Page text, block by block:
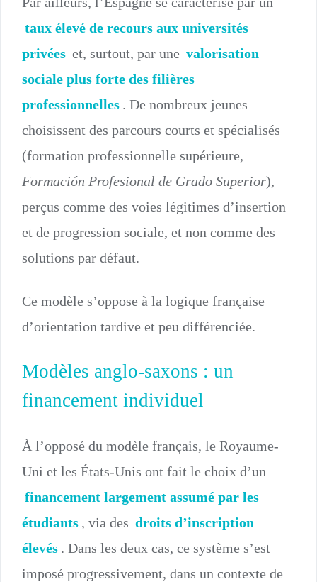
taux élevé de recours aux universités
privées et, surtout, par une valorisation
sociale plus forte des filières
professionnelles . De nombreux jeunes
choisissent des parcours courts et spécialisés
(formation professionnelle supérieure,
Formación Profesional de Grado Superior),
perçus comme des voies légitimes d’insertion
et de progression sociale, et non comme des
solutions par défaut.
Ce modèle s’oppose à la logique française
d’orientation tardive et peu différenciée.
Modèles anglo-saxons : un
financement individuel
À l’opposé du modèle français, le Royaume-
Uni et les États-Unis ont fait le choix d’un
financement largement assumé par les
étudiants , via des droits d’inscription
élevés . Dans les deux cas, ce système s’est
imposé progressivement, dans un contexte de